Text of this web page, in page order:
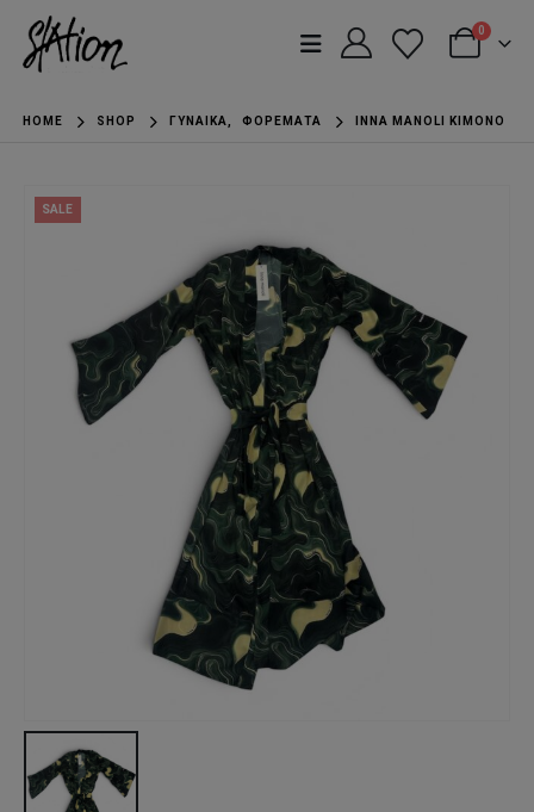
0
HOME SHOP ΓΥΝΑΊΚΑ, ΦΟΡΈΜΑΤΑ INNA MANOLI KIMONO
SALE